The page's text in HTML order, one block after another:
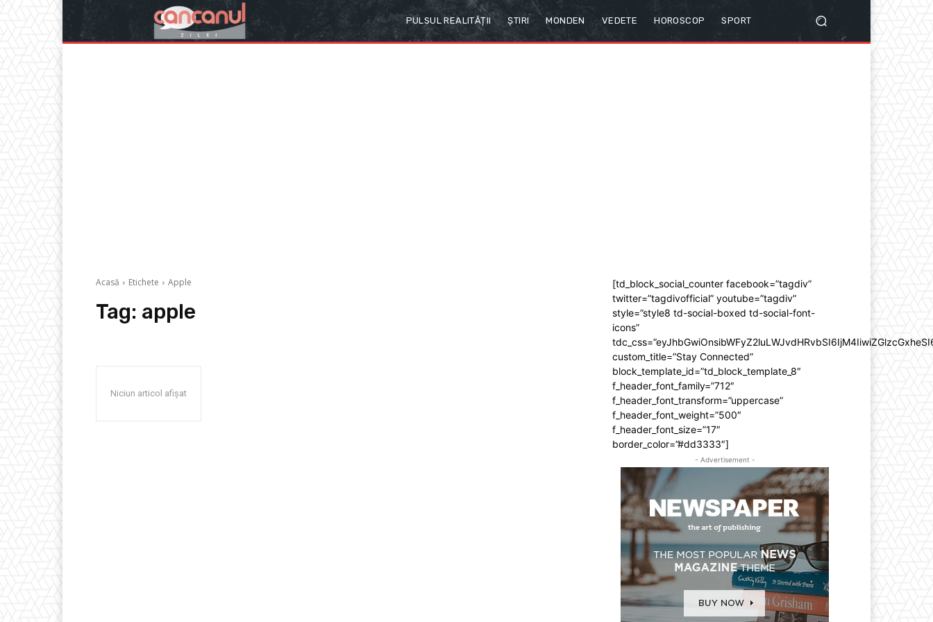
PULSUL REALITĂȚII ȘTIRI MONDEN VEDETE HOROSCOP SPORT
Acasă Etichete Apple
Tag: apple
Niciun articol afișat
[td_block_social_counter facebook=”tagdiv”
twitter=”tagdivofficial” youtube=”tagdiv”
style=”style8 td-social-boxed td-social-font-
icons”
custom_title=”Stay Connected”
block_template_id=”td_block_template_8″
f_header_font_family=”712″
f_header_font_transform=”uppercase”
f_header_font_weight=”500″
f_header_font_size=”17″
border_color=”#dd3333″]
- Advertisement -